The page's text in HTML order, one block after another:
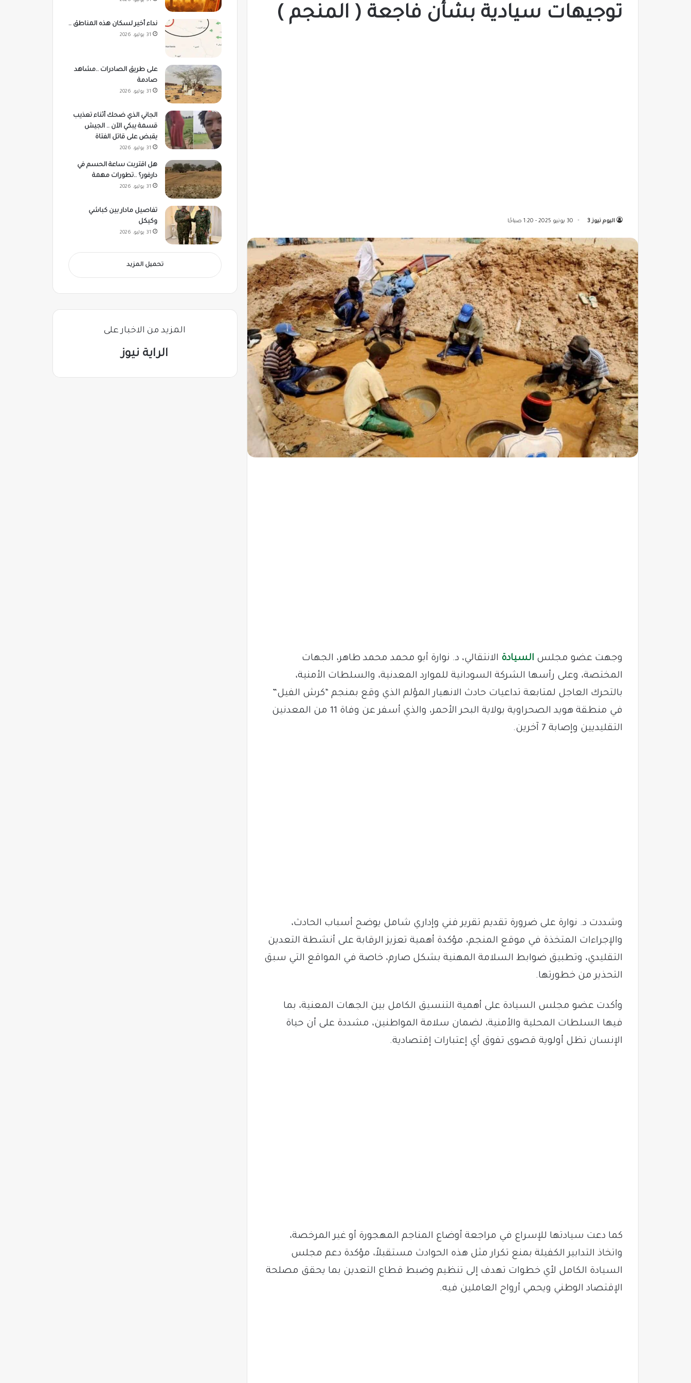
توجيهات سيادية بشأن فاجعة ( المنجم )
اليوم نيوز 3 30 يونيو 2025 - 1:20 صباحًا
وجهت عضو مجلس السيادة الانتقالي، د. نوارة أبو محمد محمد طاهر، الجهات
المختصة، وعلى رأسها الشركة السودانية للموارد المعدنية، والسلطات الأمنية،
بالتحرك العاجل لمتابعة تداعيات حادث الانهيار المؤلم الذي وقع بمنجم “كرش الفيل”
في منطقة هويد الصحراوية بولاية البحر الأحمر، والذي أسفر عن وفاة 11 من المعدنين
التقليديين وإصابة 7 آخرين.
وشددت د. نوارة على ضرورة تقديم تقرير فني وإداري شامل يوضح أسباب الحادث،
والإجراءات المتخذة في موقع المنجم، مؤكدة أهمية تعزيز الرقابة على أنشطة التعدين
التقليدي، وتطبيق ضوابط السلامة المهنية بشكل صارم، خاصة في المواقع التي سبق
التحذير من خطورتها.
وأكدت عضو مجلس السيادة على أهمية التنسيق الكامل بين الجهات المعنية، بما
فيها السلطات المحلية والأمنية، لضمان سلامة المواطنين، مشددة على أن حياة
الإنسان تظل أولوية قصوى تفوق أي إعتبارات إقتصادية.
كما دعت سيادتها للإسراع في مراجعة أوضاع المناجم المهجورة أو غير المرخصة،
واتخاذ التدابير الكفيلة بمنع تكرار مثل هذه الحوادث مستقبلاً، مؤكدة دعم مجلس
السيادة الكامل لأي خطوات تهدف إلى تنظيم وضبط قطاع التعدين بما يحقق مصلحة
الإقتصاد الوطني ويحمي أرواح العاملين فيه.
نداء أخير لسكان هذه المناطق ..
31 يوليو، 2026
على طريق الصادرات ..مشاهد
صادمة
31 يوليو، 2026
الجاني الذي ضحك أثناء تعذيب
قسمة يبكي الآن .. الجيش
يقبض على قاتل الفتاة
31 يوليو، 2026
هل اقتربت ساعة الحسم في
دارفور؟ ..تطورات مهمة
31 يوليو، 2026
تفاصيل مادار بين كباشي
وكيكل
31 يوليو، 2026
تحميل المزيد
المزيد من الاخبار على
الراية نيوز